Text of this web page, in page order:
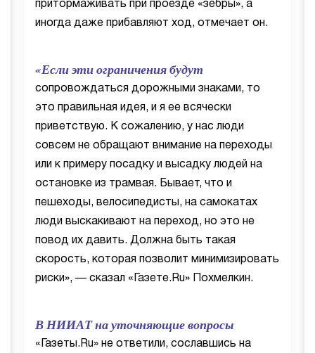
притормаживать при проезде «зебры», а
иногда даже прибавляют ход, отмечает он.
«Если эти ограничения будут
сопровождаться дорожными знаками, то
это правильная идея, и я ее всячески
приветствую. К сожалению, у нас люди
совсем не обращают внимание на переходы
или к примеру посадку и высадку людей на
остановке из трамвая. Бывает, что и
пешеходы, велосипедисты, на самокатах
люди выскакивают на переход, но это не
повод их давить. Должна быть такая
скорость, которая позволит минимизировать
риски», — сказал «Газете.Ru» Похмелкин.
В НИИАТ на уточняющие вопросы
«Газеты.Ru» не ответили, сославшись на